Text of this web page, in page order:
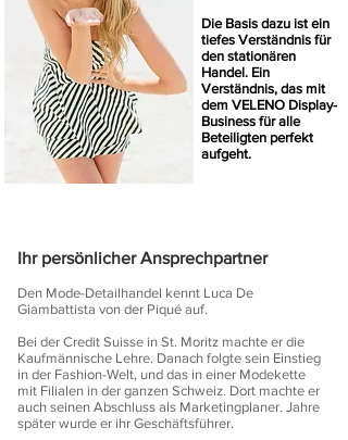
Die Basis dazu ist ein
tiefes Verständnis für
den stationären
Handel. Ein
Verständnis, das mit
dem VELENO Display-
Business für alle
Beteiligten perfekt
aufgeht.
Ihr persönlicher Ansprechpartner
Den Mode-Detailhandel kennt Luca De
Giambattista von der Piqué auf.
Bei der Credit Suisse in St. Moritz machte er die
Kaufmännische Lehre. Danach folgte sein Einstieg
in der Fashion-Welt, und das in einer Modekette
mit Filialen in der ganzen Schweiz. Dort machte er
auch seinen Abschluss als Marketingplaner. Jahre
später wurde er ihr Geschäftsführer.